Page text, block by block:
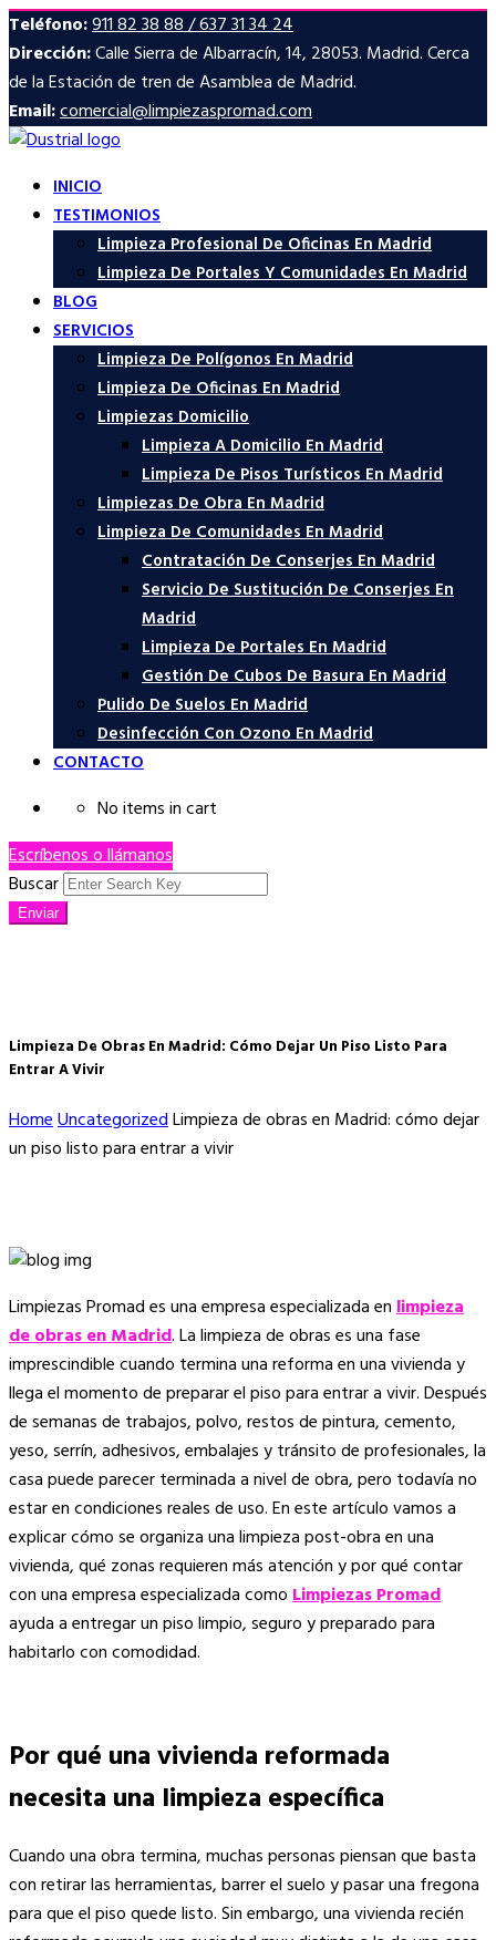
Teléfono:911 82 38 88 / 637 31 34 24
Dirección:Calle Sierra de Albarracín, 14, 28053. Madrid. Cerca
de la Estación de tren de Asamblea de Madrid.
Email:comercial@limpiezaspromad.com
INICIO
TESTIMONIOS
Limpieza Profesional De Oficinas En Madrid
Limpieza De Portales Y Comunidades En Madrid
BLOG
SERVICIOS
Limpieza De Polígonos En Madrid
Limpieza De Oficinas En Madrid
Limpiezas Domicilio
Limpieza A Domicilio En Madrid
Limpieza De Pisos Turísticos En Madrid
Limpiezas De Obra En Madrid
Limpieza De Comunidades En Madrid
Contratación De Conserjes En Madrid
Servicio De Sustitución De Conserjes En
Madrid
Limpieza De Portales En Madrid
Gestión De Cubos De Basura En Madrid
Pulido De Suelos En Madrid
Desinfección Con Ozono En Madrid
CONTACTO
No items in cart
Escríbenos o llámanos
Buscar
Enviar
Limpieza De Obras En Madrid: Cómo Dejar Un Piso Listo Para
Entrar A Vivir
HomeUncategorizedLimpieza de obras en Madrid: cómo dejar
un piso listo para entrar a vivir
Limpiezas Promad es una empresa especializada enlimpieza
de obras en Madrid. La limpieza de obras es una fase
imprescindible cuando termina una reforma en una vivienda y
llega el momento de preparar el piso para entrar a vivir. Después
de semanas de trabajos, polvo, restos de pintura, cemento,
yeso, serrín, adhesivos, embalajes y tránsito de profesionales, la
casa puede parecer terminada a nivel de obra, pero todavía no
estar en condiciones reales de uso. En este artículo vamos a
explicar cómo se organiza una limpieza post-obra en una
vivienda, qué zonas requieren más atención y por qué contar
con una empresa especializada comoLimpiezas Promad
ayuda a entregar un piso limpio, seguro y preparado para
habitarlo con comodidad.
Por qué una vivienda reformada
necesita una limpieza específica
Cuando una obra termina, muchas personas piensan que basta
con retirar las herramientas, barrer el suelo y pasar una fregona
para que el piso quede listo. Sin embargo, una vivienda recién